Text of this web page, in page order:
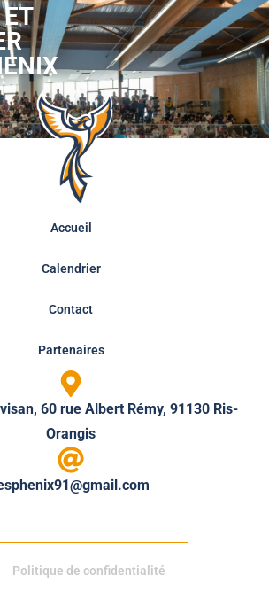
Accueil
Calendrier
Contact
Partenaires
60 rue Albert Rémy, 91130 Ris-
Orangis
Politique de confidentialité